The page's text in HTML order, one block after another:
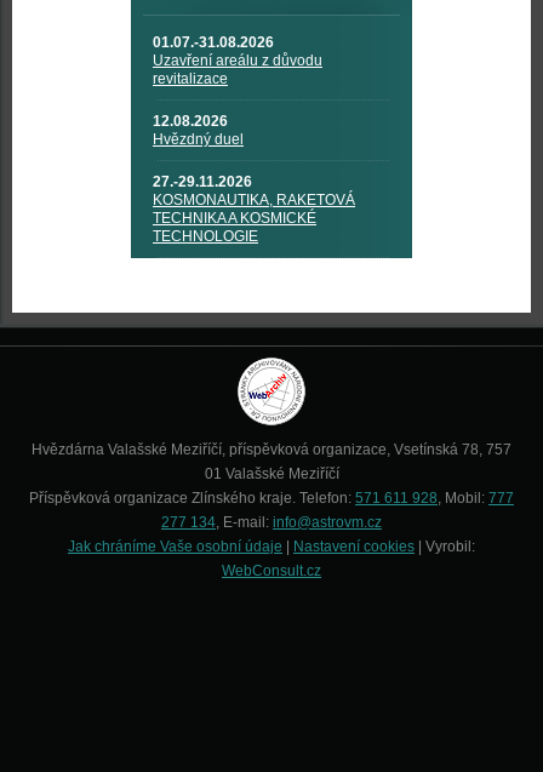
01.07.-31.08.2026
Uzavření areálu z důvodu
revitalizace
12.08.2026
Hvězdný duel
27.-29.11.2026
KOSMONAUTIKA, RAKETOVÁ
TECHNIKA A KOSMICKÉ
TECHNOLOGIE
Hvězdárna Valašské Meziříčí, příspěvková organizace, Vsetínská 78, 757
01 Valašské Meziříčí
Příspěvková organizace Zlínského kraje. Telefon: 571 611 928, Mobil: 777
277 134, E-mail: info@astrovm.cz
Jak chráníme Vaše osobní údaje
Nastavení cookies | Vyrobil:
WebConsult.cz